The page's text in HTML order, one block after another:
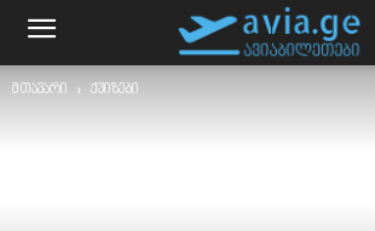
მთავარი ქვიზები